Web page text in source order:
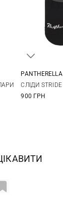
PANTHERELLA
СЛІДИ STRIDE
900 ГРН